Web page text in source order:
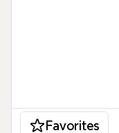
Favorites